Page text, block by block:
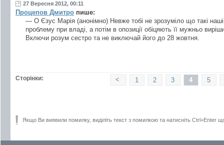
27 Вересня 2012, 00:11
Процепов Дмитро пише:
— О Єзус Марія (анонімно) Невже тобі не зрозуміло що такі
проблему при владі, а потім в опозиції обіцяють її мужньо
Включи розум сестро та не виключай його до 28 жовтня.
Сторінки: 5
4
3
2
1
<
Якщо Ви виявили помилку, виділіть текст з помилкою та натисніть Ctrl+Enter